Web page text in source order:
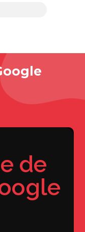
de